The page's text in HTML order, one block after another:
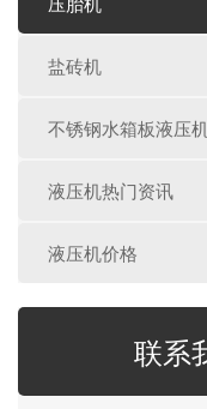
盐砖机
不锈钢水箱板液压
液压机热门资讯
液压机价格
联系